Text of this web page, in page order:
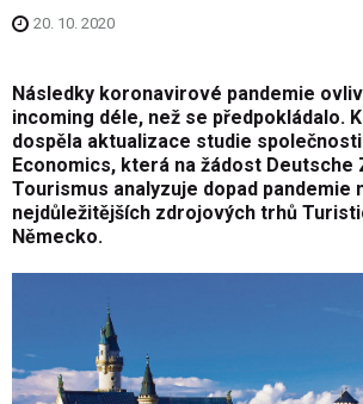
20. 10. 2020
Následky koronavirové pandemie
incoming déle, než se předpokládalo.
dospěla aktualizace studie
Economics, která na žádost
Tourismus analyzuje dopad pandemie
nejdůležitějších zdrojových trhů
Německo.